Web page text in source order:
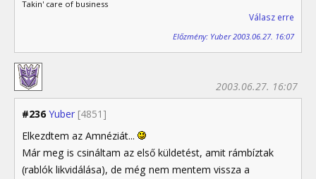
Takin' care of business
Válasz erre
Előzmény: Yuber 2003.06.27. 16:07
#236 Yuber [4851]
2003.06.27. 16:07
Elkezdtem az Amnéziát...
Már meg is csináltam az első küldetést, amit rámbíztak
(rablók likvidálása), de még nem mentem vissza a